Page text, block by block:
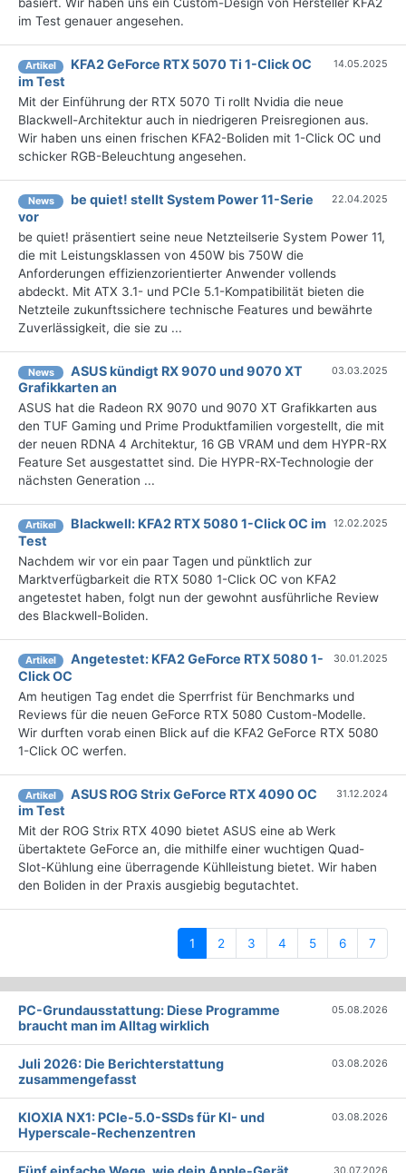
basiert. Wir haben uns ein Custom-Design von Hersteller KFA2
im Test genauer angesehen.
Artikel
KFA2 GeForce RTX 5070 Ti 1-Click OC
im Test
14.05.2025
Mit der Einführung der RTX 5070 Ti rollt Nvidia die neue
Blackwell-Architektur auch in niedrigeren Preisregionen aus.
Wir haben uns einen frischen KFA2-Boliden mit 1-Click OC und
schicker RGB-Beleuchtung angesehen.
News
be quiet! stellt System Power 11-Serie
vor
22.04.2025
be quiet! präsentiert seine neue Netzteilserie System Power 11,
die mit Leistungsklassen von 450W bis 750W die
Anforderungen effizienzorientierter Anwender vollends
abdeckt. Mit ATX 3.1- und PCIe 5.1-Kompatibilität bieten die
Netzteile zukunftssichere technische Features und bewährte
Zuverlässigkeit, die sie zu ...
News
ASUS kündigt RX 9070 und 9070 XT
Grafikkarten an
03.03.2025
ASUS hat die Radeon RX 9070 und 9070 XT Grafikkarten aus
den TUF Gaming und Prime Produktfamilien vorgestellt, die mit
der neuen RDNA 4 Architektur, 16 GB VRAM und dem HYPR-RX
Feature Set ausgestattet sind. Die HYPR-RX-Technologie der
nächsten Generation ...
Artikel
Blackwell: KFA2 RTX 5080 1-Click OC im
Test
12.02.2025
Nachdem wir vor ein paar Tagen und pünktlich zur
Marktverfügbarkeit die RTX 5080 1-Click OC von KFA2
angetestet haben, folgt nun der gewohnt ausführliche Review
des Blackwell-Boliden.
Artikel
Angetestet: KFA2 GeForce RTX 5080 1-
Click OC
30.01.2025
Am heutigen Tag endet die Sperrfrist für Benchmarks und
Reviews für die neuen GeForce RTX 5080 Custom-Modelle.
Wir durften vorab einen Blick auf die KFA2 GeForce RTX 5080
1-Click OC werfen.
Artikel
ASUS ROG Strix GeForce RTX 4090 OC
im Test
31.12.2024
Mit der ROG Strix RTX 4090 bietet ASUS eine ab Werk
übertaktete GeForce an, die mithilfe einer wuchtigen Quad-
Slot-Kühlung eine überragende Kühlleistung bietet. Wir haben
den Boliden in der Praxis ausgiebig begutachtet.
1 (current)
2 3 4 5 6 7
PC-Grundausstattung: Diese Programme
braucht man im Alltag wirklich
05.08.2026
Juli 2026: Die Bericht­erstattung
zusammengefasst
03.08.2026
KIOXIA NX1: PCIe-5.0-SSDs für KI- und
Hyperscale-Rechenzentren
03.08.2026